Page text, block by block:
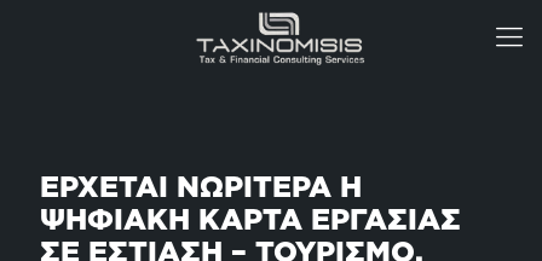
ΕΡΧΕΤΑΙ ΝΩΡΙΤΕΡΑ Η
ΨΗΦΙΑΚΗ ΚΑΡΤΑ ΕΡΓΑΣΙΑΣ
ΣΕ ΕΣΤΙΑΣΗ – ΤΟΥΡΙΣΜΟ.